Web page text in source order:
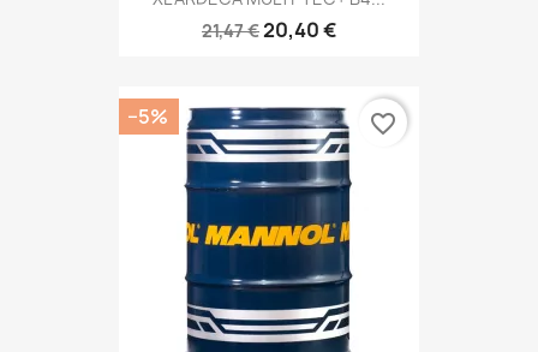
21,47 €20,40 €
−5% favorite_border